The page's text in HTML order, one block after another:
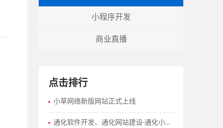
小程序开发
商业直播
点击排行
小草网络新版网站正式上线
通化软件开发、通化网站建设-通化小草网络